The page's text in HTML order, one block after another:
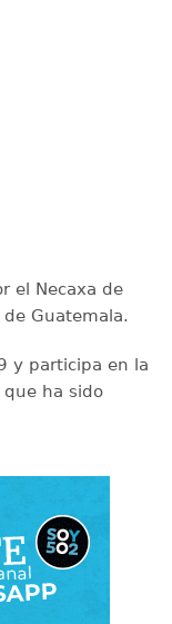
el Necaxa de
Guatemala.
y participa en la
que ha sido